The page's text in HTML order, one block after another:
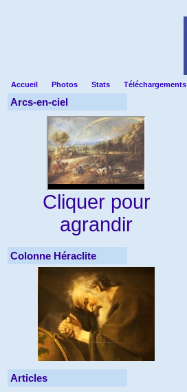
Accueil Photos Stats Téléchargements
Arcs-en-ciel
Cliquer pour
agrandir
Colonne Héraclite
Articles